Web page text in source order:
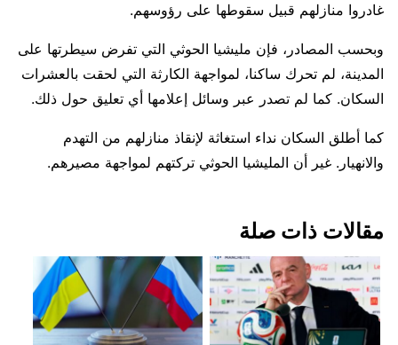
غادروا منازلهم قبيل سقوطها على رؤوسهم.
وبحسب المصادر، فإن مليشيا الحوثي التي تفرض سيطرتها على
المدينة، لم تحرك ساكنا، لمواجهة الكارثة التي لحقت بالعشرات
السكان. كما لم تصدر عبر وسائل إعلامها أي تعليق حول ذلك.
كما أطلق السكان نداء استغاثة لإنقاذ منازلهم من التهدم
والانهيار. غير أن المليشيا الحوثي تركتهم لمواجهة مصيرهم.
مقالات ذات صلة